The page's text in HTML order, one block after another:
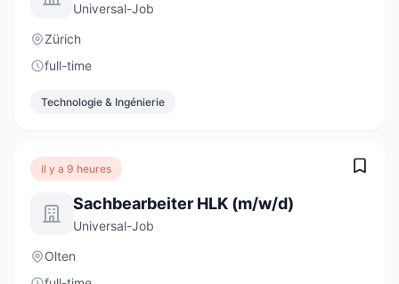
Universal-Job
Zürich
full-time
Technologie & Ingénierie
il y a 9 heures
Sachbearbeiter HLK (m/w/d)
Universal-Job
Olten